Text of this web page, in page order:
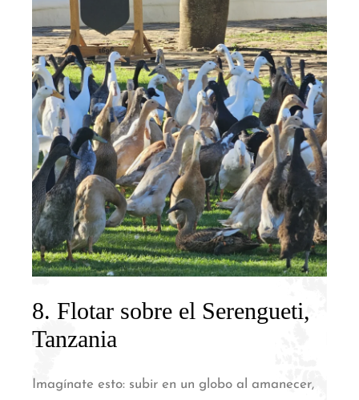
8. Flotar sobre el Serengueti,
Tanzania
Imagínate esto: subir en un globo al amanecer,